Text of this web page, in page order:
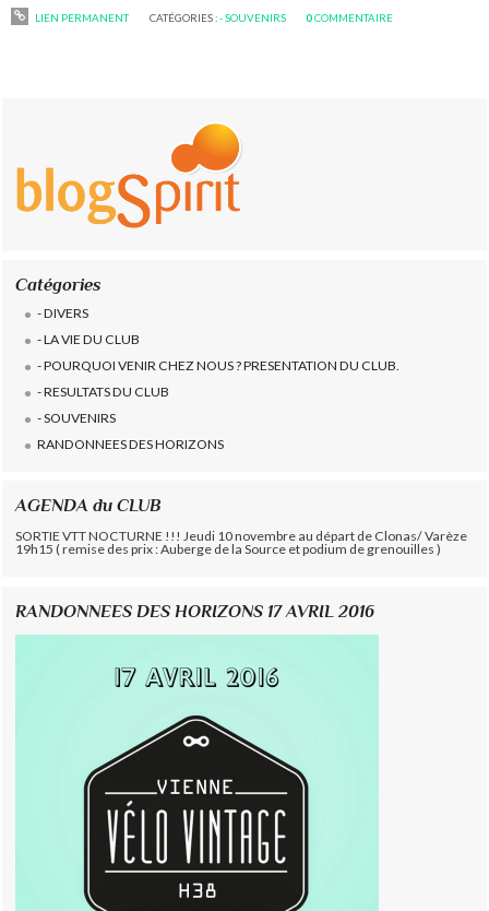
Catégories
- DIVERS
- LA VIE DU CLUB
- POURQUOI VENIR CHEZ NOUS ? PRESENTATION DU CLUB.
- RESULTATS DU CLUB
- SOUVENIRS
RANDONNEES DES HORIZONS
AGENDA du CLUB
SORTIE VTT NOCTURNE !!! Jeudi 10 novembre au départ de Clonas/ Varèze
19h15 ( remise des prix : Auberge de la Source et podium de grenouilles )
RANDONNEES DES HORIZONS 17 AVRIL 2016
LIEN PERMANENT CATÉGORIES :- SOUVENIRS 0COMMENTAIRE